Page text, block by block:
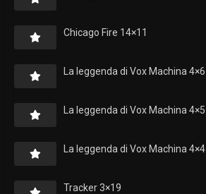
Chicago Fire 14×11
La leggenda di Vox Machina 4×6
La leggenda di Vox Machina 4×5
La leggenda di Vox Machina 4×4
Tracker 3×19